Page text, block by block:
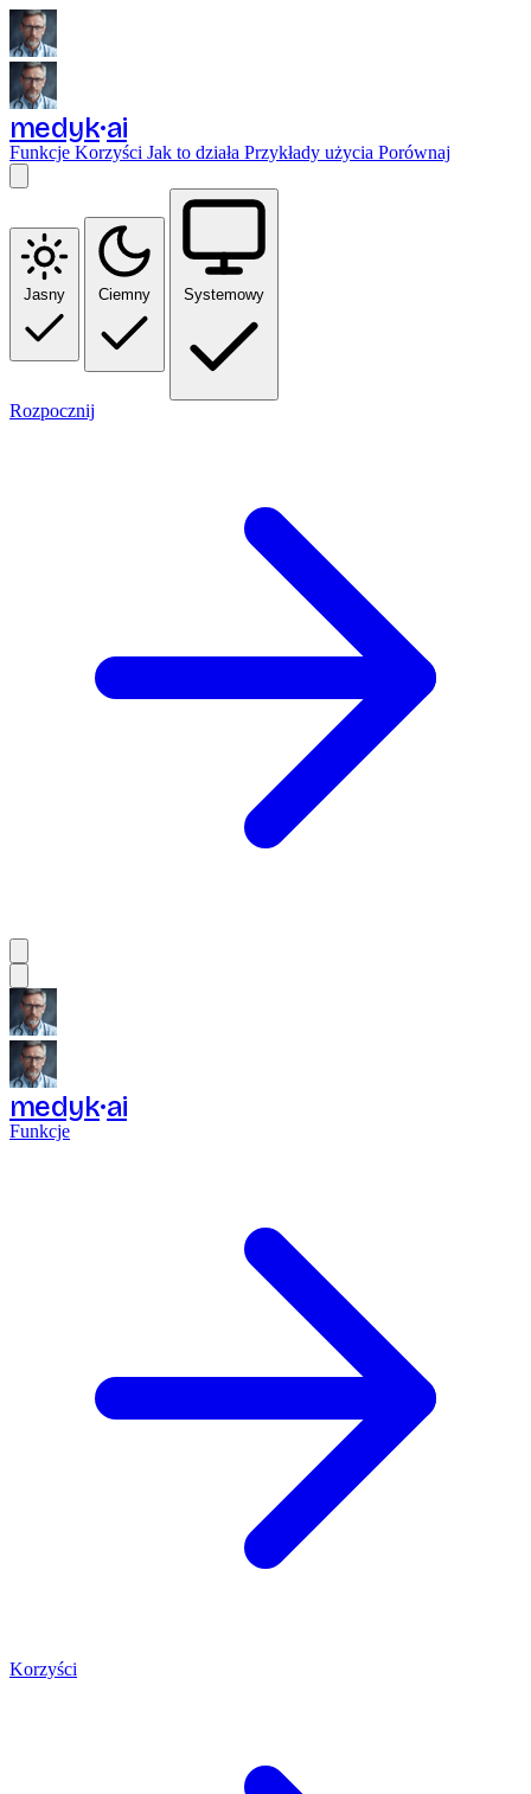
medyk ai
Funkcje Korzyści Jak to działa Przykłady użycia Porównaj
Jasny Ciemny Systemowy
Rozpocznij
medyk ai
Funkcje
Korzyści